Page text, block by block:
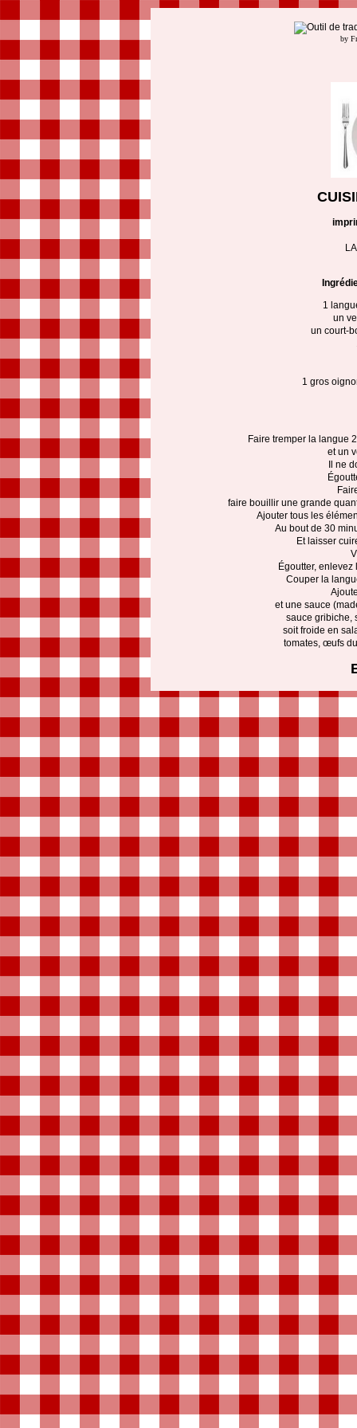
by
1
un
un court-
1 gros
Faire tremper la langue
et un
Il ne
faire bouillir une grande
Ajouter tous les
Au bout de 30
Et laisser
Égoutter,
Couper la
et une sauce
sauce gribiche,
soit froide en
tomates, œufs